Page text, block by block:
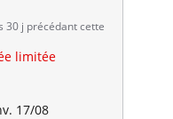
30 j précédant cette
limitée
17/08